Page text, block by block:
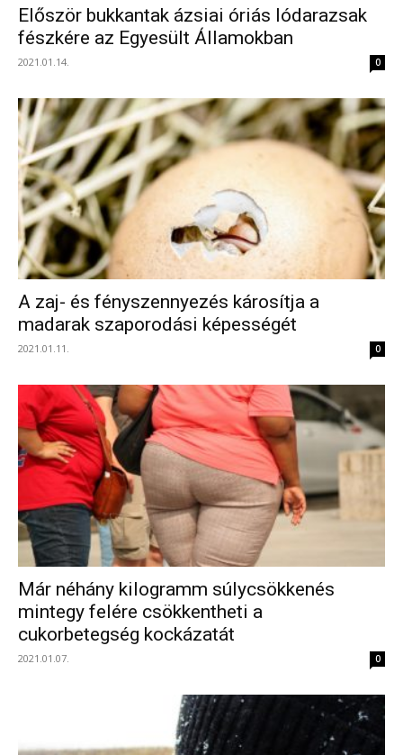
Először bukkantak ázsiai óriás lódarazsak
fészkére az Egyesült Államokban
2021.01.14. 0
A zaj- és fényszennyezés károsítja a
madarak szaporodási képességét
2021.01.11. 0
Már néhány kilogramm súlycsökkenés
mintegy felére csökkentheti a
cukorbetegség kockázatát
2021.01.07. 0